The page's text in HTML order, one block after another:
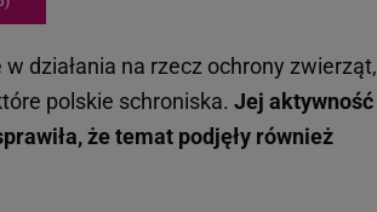
działania na rzecz ochrony zwierząt,
polskie schroniska. Jej aktywność
że temat podjęły również